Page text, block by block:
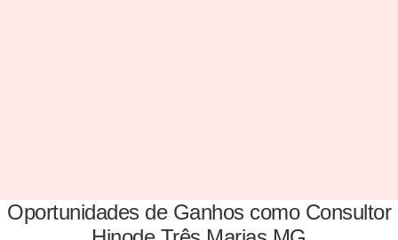
Oportunidades de Ganhos como Consultor